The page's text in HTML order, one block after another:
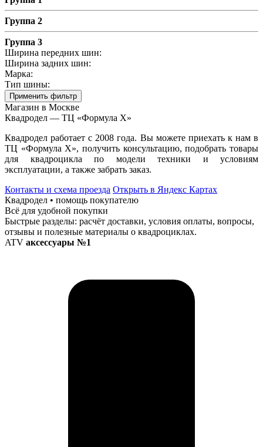
Группа 2
Группа 3
Ширина передних шин:
Ширина задних шин:
Марка:
Тип шины:
Применить фильтр
Магазин в Москве
Квадродел — ТЦ «Формула Х»
Квадродел работает с 2008 года. Вы можете приехать к нам в
ТЦ «Формула Х», получить консультацию, подобрать товары
для квадроцикла по модели техники и условиям
эксплуатации, а также забрать заказ.
Контакты и схема проезда Открыть в Яндекс Картах
Квадродел • помощь покупателю
Всё для удобной покупки
Быстрые разделы: расчёт доставки, условия оплаты, вопросы,
отзывы и полезные материалы о квадроциклах.
ATV аксессуары №1